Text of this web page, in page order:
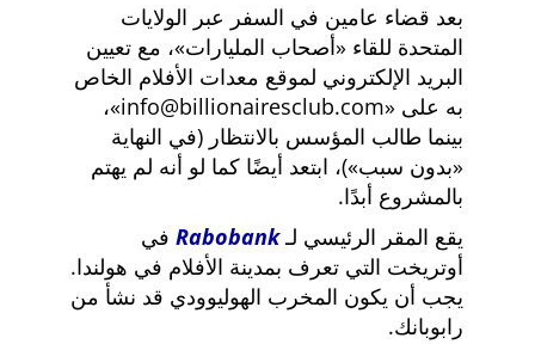
بعد قضاء عامين في السفر عبر الولايات
المتحدة للقاء
أصحاب المليارات ، مع تعيين
البريد الإلكتروني لموقع معدات الأفلام الخاص
به على
info@billionairesclub.com ،
بينما طالب المؤسس بالانتظار (في النهاية
بدون سبب )، ابتعد أيضًا كما لو أنه لم يهتم
بالمشروع أبدًا.
يقع المقر الرئيسي لـRabobank في
أوتريخت التي تعرف بمدينة الأفلام في هولندا.
يجب أن يكون المخرب الهوليوودي قد نشأ من
رابوبانك.